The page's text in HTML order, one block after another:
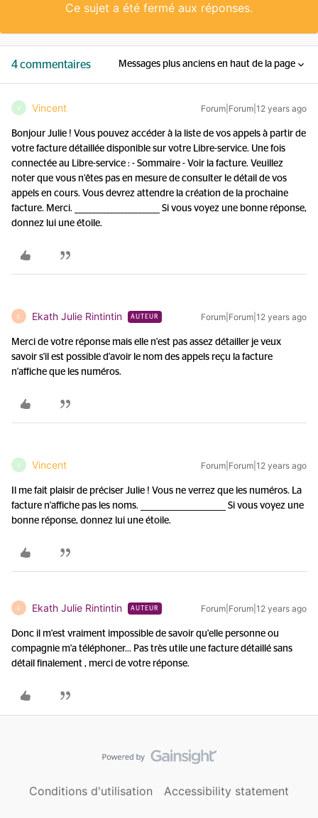
Ce sujet a été fermé aux réponses.
4 commentaires Messages plus anciens en haut de la page
V Vincent Forum|Forum|12 years ago
Bonjour Julie ! Vous pouvez accéder à la liste de vos appels à partir de
votre facture détaillée disponible sur votre Libre-service. Une fois
connectée au Libre-service : - Sommaire - Voir la facture. Veuillez
noter que vous n’êtes pas en mesure de consulter le détail de vos
appels en cours. Vous devrez attendre la création de la prochaine
facture. Merci. ________________________ Si vous voyez une bonne réponse,
donnez lui une étoile.
E Ekath Julie Rintintin AUTEUR Forum|Forum|12 years ago
Merci de votre réponse mais elle n'est pas assez détailler je veux
savoir s'il est possible d'avoir le nom des appels reçu la facture
n'affiche que les numéros.
V Vincent Forum|Forum|12 years ago
Il me fait plaisir de préciser Julie ! Vous ne verrez que les numéros. La
facture n'affiche pas les noms. ________________________ Si vous voyez une
bonne réponse, donnez lui une étoile.
E Ekath Julie Rintintin AUTEUR Forum|Forum|12 years ago
Donc il m'est vraiment impossible de savoir qu'elle personne ou
compagnie m'a téléphoner... Pas très utile une facture détaillé sans
détail finalement , merci de votre réponse.
Conditions d'utilisation Accessibility statement